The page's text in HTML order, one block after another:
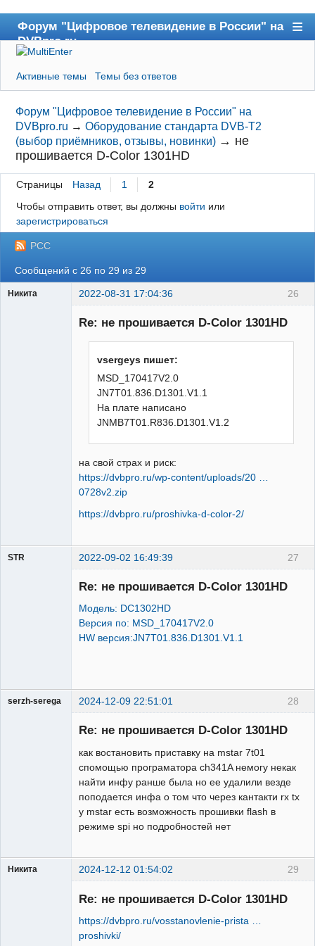
Форум "Цифровое телевидение в России" на
DVBpro.ru
Форум
Сайт DVBpro.ru
Поиск
Регистрация
Вход
Активные темы Темы без ответов
Форум "Цифровое телевидение в России" на
DVBpro.ru →Оборудование стандарта DVB-T2
(выбор приёмников, отзывы, новинки) → не
прошивается D-Color 1301HD
Страницы Назад 1
2
Чтобы отправить ответ, вы должны войти или
зарегистрироваться
РСС
Сообщений с 26 по 29 из 29
26
Никита 2022-08-31 17:04:36
Re: не прошивается D-Color 1301HD
vsergeys пишет:
MSD_170417V2.0
JN7T01.836.D1301.V1.1
На плате написано
JNMB7T01.R836.D1301.V1.2
на свой страх и риск:
https://dvbpro.ru/wp-content/uploads/20 …
0728v2.zip
https://dvbpro.ru/proshivka-d-color-2/
27
STR 2022-09-02 16:49:39
Re: не прошивается D-Color 1301HD
Модель: DC1302HD
Версия по: MSD_170417V2.0
HW версия:JN7T01.836.D1301.V1.1
28
serzh-serega 2024-12-09 22:51:01
Re: не прошивается D-Color 1301HD
как востановить приставку на mstar 7t01
спомощью програматора ch341A немогу некак
найти инфу ранше была но ее удалили везде
поподается инфа о том что через кантакти rx tx
у mstar есть возможность прошивки flash в
режиме spi но подробностей нет
29
Никита 2024-12-12 01:54:02
Re: не прошивается D-Color 1301HD
https://dvbpro.ru/vosstanovlenie-prista …
proshivki/